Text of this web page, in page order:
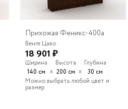
Прихожая Феникс-400a
Венге Цаво
18 901 ₽
Ширина
140 см х
Высота
200 см х
Глубина
30 см
Можно выбрать любой цвет и
размер